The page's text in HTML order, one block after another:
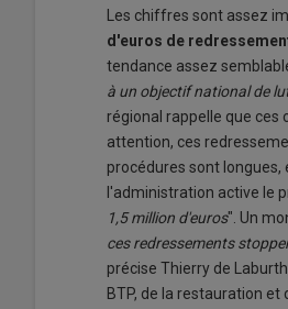
Les chiffres sont assez
d'euros de
tendance assez
à un objectif national de
régional rappelle que
attention, ces
procédures sont longues,
l'administration active le
1,5 million d'euros". Un
ces redressements
précise Thierry de
BTP, de la restauration